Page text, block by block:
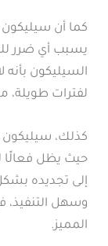
كما أن
يسبب أي ضرر
السيليكون بأنه
لفترات طويلة،
كذلك، سيليكون
حيث يظل فعالًا
إلى تجديده
وسهل التنفيذ،
المميز.